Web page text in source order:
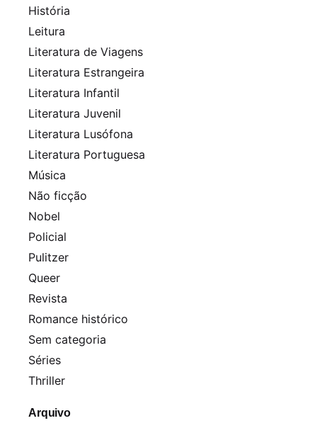
História
Leitura
Literatura de Viagens
Literatura Estrangeira
Literatura Infantil
Literatura Juvenil
Literatura Lusófona
Literatura Portuguesa
Música
Não ficção
Nobel
Policial
Pulitzer
Queer
Revista
Romance histórico
Sem categoria
Séries
Thriller
Arquivo